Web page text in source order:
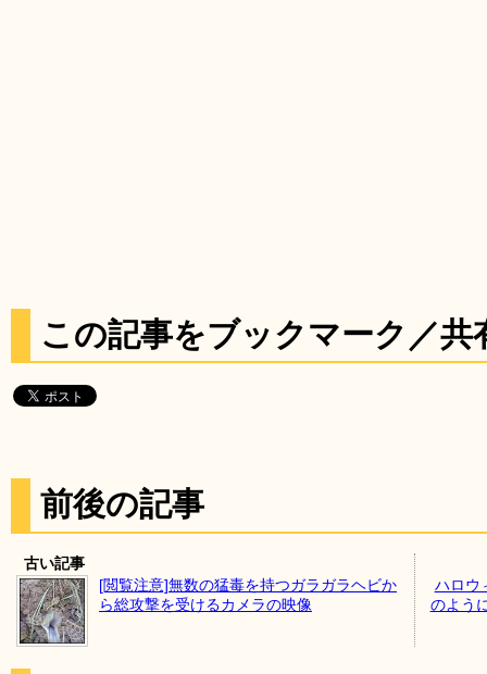
この記事をブックマーク／共
前後の記事
古い記事
[閲覧注意]無数の猛毒を持つガラガラヘビか
ら総攻撃を受けるカメラの映像
ハロウ
のよう